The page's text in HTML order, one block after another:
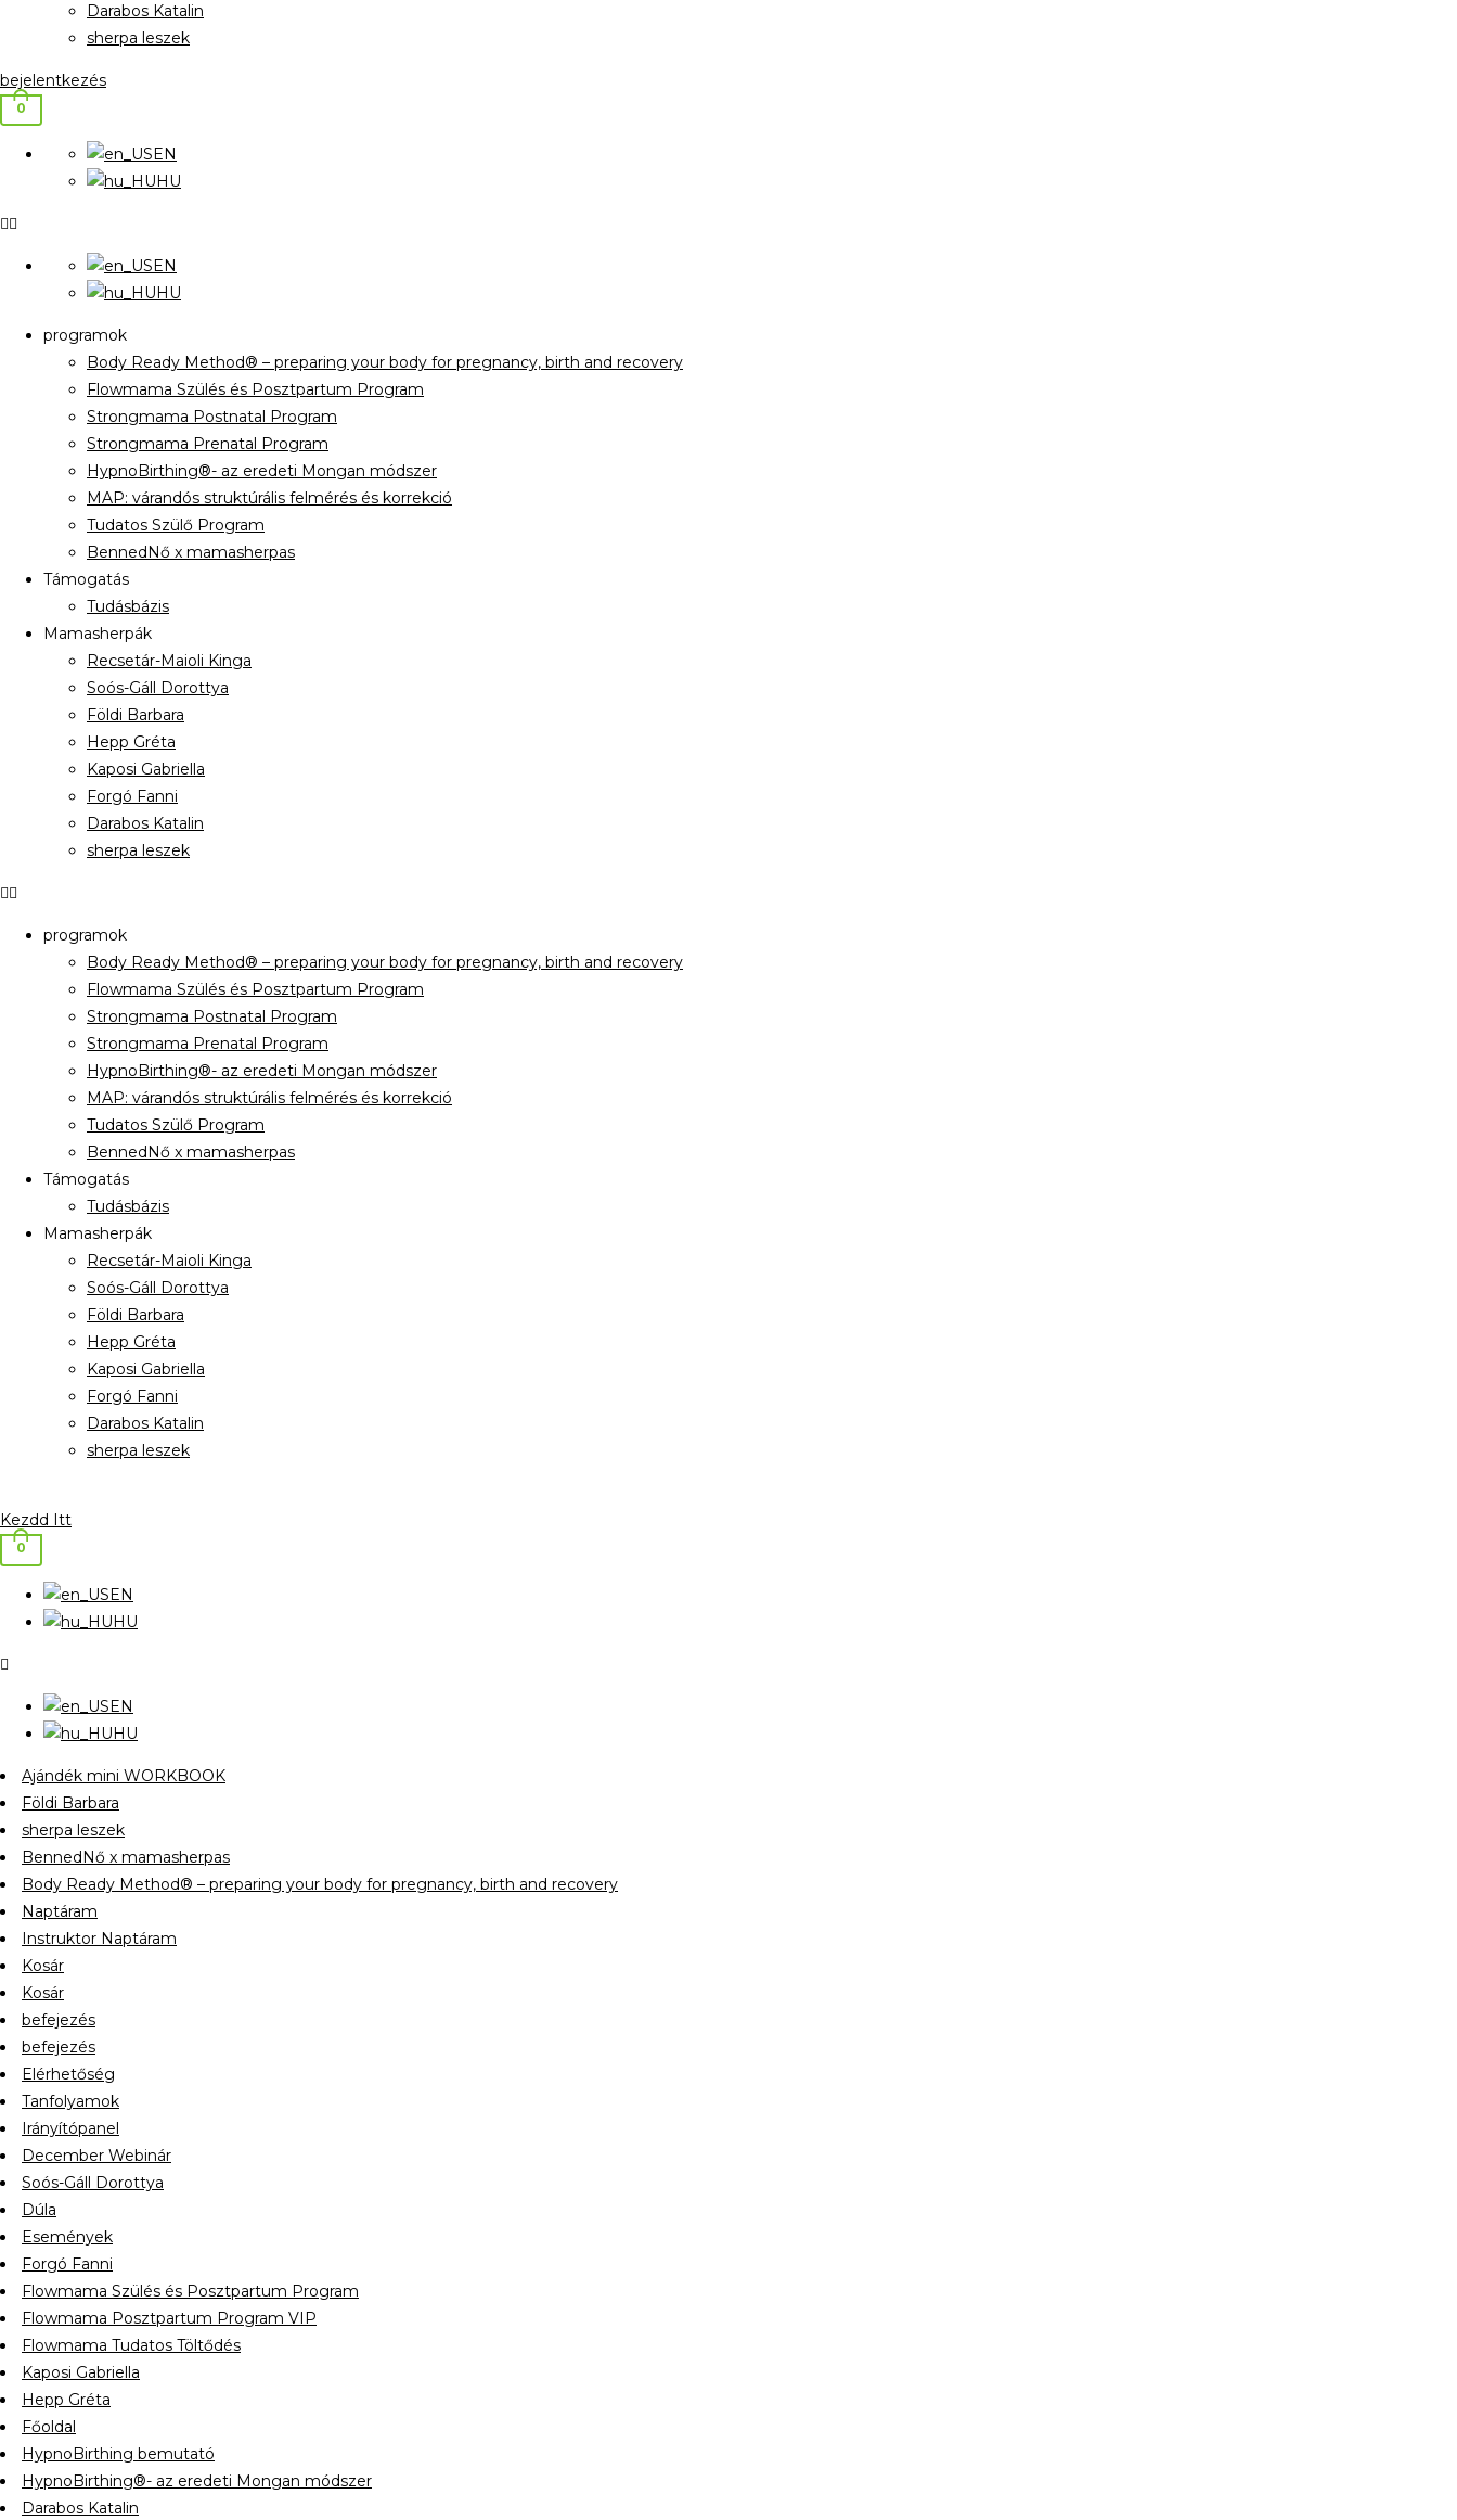
Darabos Katalin
sherpa leszek
bejelentkezés
0
EN
HU
EN
HU
programok
Body Ready Method® – preparing your body for pregnancy, birth and recovery
Flowmama Szülés és Posztpartum Program
Strongmama Postnatal Program
Strongmama Prenatal Program
HypnoBirthing®- az eredeti Mongan módszer
MAP: várandós struktúrális felmérés és korrekció
Tudatos Szülő Program
BennedNő x mamasherpas
Támogatás
Tudásbázis
Mamasherpák
Recsetár-Maioli Kinga
Soós-Gáll Dorottya
Földi Barbara
Hepp Gréta
Kaposi Gabriella
Forgó Fanni
Darabos Katalin
sherpa leszek
programok
Body Ready Method® – preparing your body for pregnancy, birth and recovery
Flowmama Szülés és Posztpartum Program
Strongmama Postnatal Program
Strongmama Prenatal Program
HypnoBirthing®- az eredeti Mongan módszer
MAP: várandós struktúrális felmérés és korrekció
Tudatos Szülő Program
BennedNő x mamasherpas
Támogatás
Tudásbázis
Mamasherpák
Recsetár-Maioli Kinga
Soós-Gáll Dorottya
Földi Barbara
Hepp Gréta
Kaposi Gabriella
Forgó Fanni
Darabos Katalin
sherpa leszek
Kezdd Itt
0
EN
HU
EN
HU
Ajándék mini WORKBOOK
Földi Barbara
sherpa leszek
BennedNő x mamasherpas
Body Ready Method® – preparing your body for pregnancy, birth and recovery
Naptáram
Instruktor Naptáram
Kosár
Kosár
befejezés
befejezés
Elérhetőség
Tanfolyamok
Irányítópanel
December Webinár
Soós-Gáll Dorottya
Dúla
Események
Forgó Fanni
Flowmama Szülés és Posztpartum Program
Flowmama Posztpartum Program VIP
Flowmama Tudatos Töltődés
Kaposi Gabriella
Hepp Gréta
Főoldal
HypnoBirthing bemutató
HypnoBirthing®- az eredeti Mongan módszer
Darabos Katalin